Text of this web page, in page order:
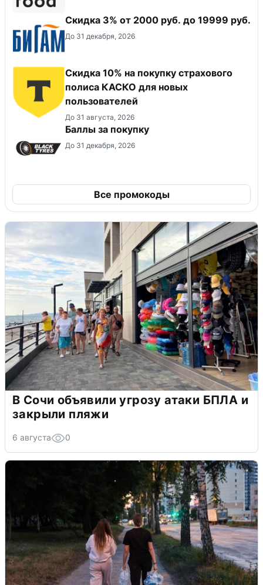
​Скидка 3% от 2000 руб. до 19999 руб.
До 31 декабря, 2026
Скидка 10% на покупку страхового
полиса КАСКО для новых
пользователей
До 31 августа, 2026
Баллы за покупку
До 31 декабря, 2026
Все промокоды
В Сочи объявили угрозу атаки БПЛА и
закрыли пляжи
6 августа 0